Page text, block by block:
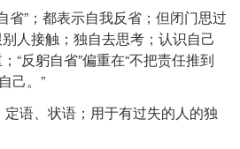
省”；都表示自我反省；但闭门思过
人接触；独自去思考；认识自己
“反躬自省”偏重在“不把责任推到
己。”
语、状语；用于有过失的人的独